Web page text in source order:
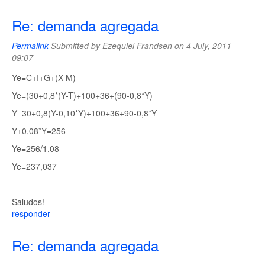
Re: demanda agregada
PermalinkSubmitted byEzequiel Frandsen on 4 July, 2011 -
09:07
Ye=C+I+G+(X-M)
Ye=(30+0,8*(Y-T)+100+36+(90-0,8*Y)
Y=30+0,8(Y-0,10*Y)+100+36+90-0,8*Y
Y+0,08*Y=256
Ye=256/1,08
Ye=237,037
Saludos!
responder
Re: demanda agregada